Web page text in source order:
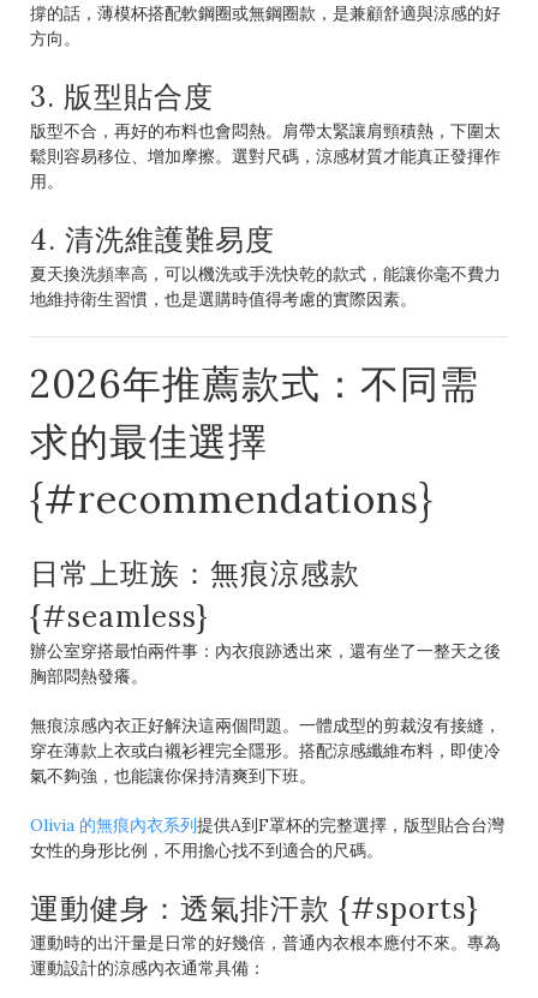
撐的話，薄模杯搭配軟鋼圈或無鋼圈款，是兼顧舒適與涼感的好
方向。
3. 版型貼合度
版型不合，再好的布料也會悶熱。肩帶太緊讓肩頸積熱，下圍太
鬆則容易移位、增加摩擦。選對尺碼，涼感材質才能真正發揮作
用。
4. 清洗維護難易度
夏天換洗頻率高，可以機洗或手洗快乾的款式，能讓你毫不費力
地維持衛生習慣，也是選購時值得考慮的實際因素。
2026年推薦款式：不同需
求的最佳選擇
{#recommendations}
日常上班族：無痕涼感款
{#seamless}
辦公室穿搭最怕兩件事：內衣痕跡透出來，還有坐了一整天之後
胸部悶熱發癢。
無痕涼感內衣正好解決這兩個問題。一體成型的剪裁沒有接縫，
穿在薄款上衣或白襯衫裡完全隱形。搭配涼感纖維布料，即使冷
氣不夠強，也能讓你保持清爽到下班。
Olivia 的無痕內衣系列提供A到F罩杯的完整選擇，版型貼合台灣
女性的身形比例，不用擔心找不到適合的尺碼。
運動健身：透氣排汗款 {#sports}
運動時的出汗量是日常的好幾倍，普通內衣根本應付不來。專為
運動設計的涼感內衣通常具備：